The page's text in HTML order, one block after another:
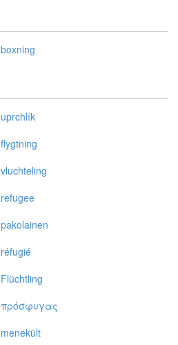
boxning
uprchlík
flygtning
vluchteling
refugee
pakolainen
réfugié
Flüchtling
πρόσφυγας
menekült